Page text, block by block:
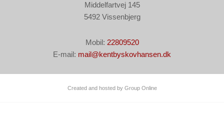
Middelfartvej 145
5492 Vissenbjerg​
Mobil: 22809520
E-mail: mail@kentbyskovhansen.dk
Created and hosted by Group Online